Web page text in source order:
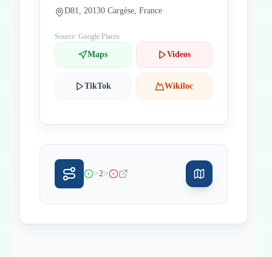
D81, 20130 Cargèse, France
Source: Google Places
Maps Videos
TikTok Wikiloc
>2>